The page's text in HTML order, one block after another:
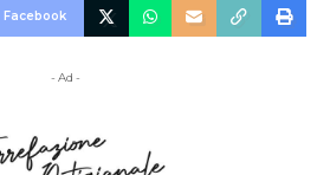
Facebook
- Ad -